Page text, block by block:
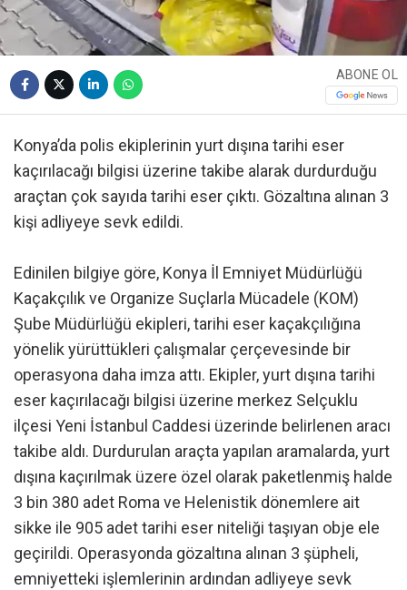
ABONE OL
Konya’da polis ekiplerinin yurt dışına tarihi eser
kaçırılacağı bilgisi üzerine takibe alarak durdurduğu
araçtan çok sayıda tarihi eser çıktı. Gözaltına alınan 3
kişi adliyeye sevk edildi.
Edinilen bilgiye göre, Konya İl Emniyet Müdürlüğü
Kaçakçılık ve Organize Suçlarla Mücadele (KOM)
Şube Müdürlüğü ekipleri, tarihi eser kaçakçılığına
yönelik yürüttükleri çalışmalar çerçevesinde bir
operasyona daha imza attı. Ekipler, yurt dışına tarihi
eser kaçırılacağı bilgisi üzerine merkez Selçuklu
ilçesi Yeni İstanbul Caddesi üzerinde belirlenen aracı
takibe aldı. Durdurulan araçta yapılan aramalarda, yurt
dışına kaçırılmak üzere özel olarak paketlenmiş halde
3 bin 380 adet Roma ve Helenistik dönemlere ait
sikke ile 905 adet tarihi eser niteliği taşıyan obje ele
geçirildi. Operasyonda gözaltına alınan 3 şüpheli,
emniyetteki işlemlerinin ardından adliyeye sevk